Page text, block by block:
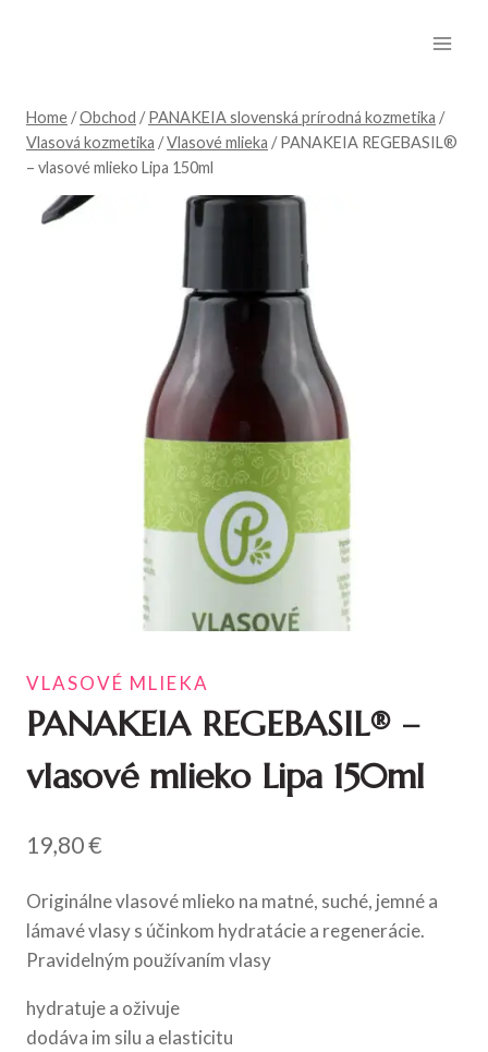
Home /Obchod / PANAKEIA slovenská prírodná kozmetika /
Vlasová kozmetika /Vlasové mlieka / PANAKEIA REGEBASIL®
– vlasové mlieko Lipa 150ml
VLASOVÉ MLIEKA
PANAKEIA REGEBASIL® –
vlasové mlieko Lipa 150ml
19,80€
Originálne vlasové mlieko na matné, suché, jemné a
lámavé vlasy s účinkom hydratácie a regenerácie.
Pravidelným používaním vlasy
hydratuje a oživuje
dodáva im silu a elasticitu